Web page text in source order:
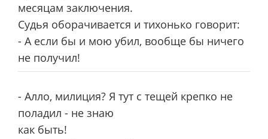
месяцам заключения.
Судья оборачивается и тихонько говорит:
- А если бы и мою убил, вообще бы ничего
не получил!
- Алло, милиция? Я тут с тещей крепко не
поладил - не знаю
как быть!